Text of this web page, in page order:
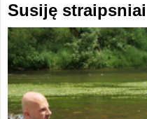
Susiję straipsniai